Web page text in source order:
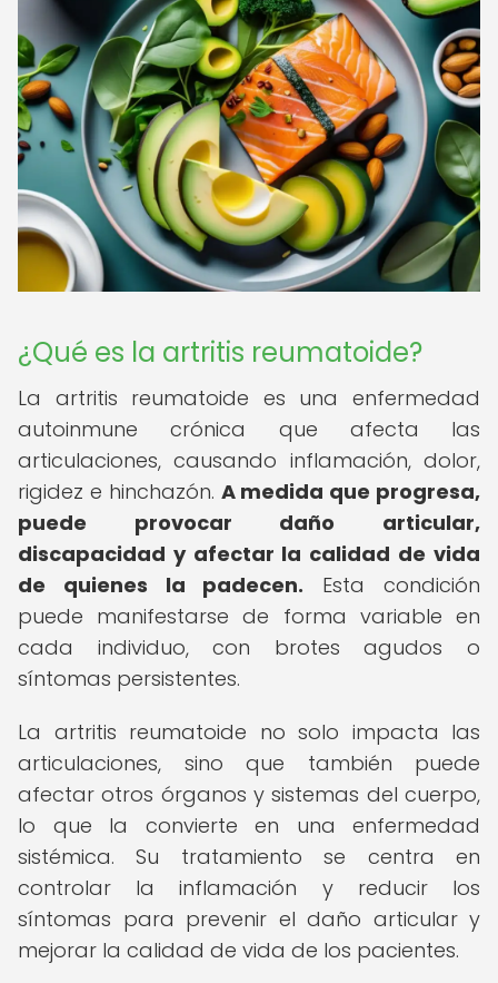
¿Qué es la artritis reumatoide?
La artritis reumatoide es una enfermedad
autoinmune crónica que afecta las
articulaciones, causando inflamación, dolor,
rigidez e hinchazón. A medida que progresa,
puede provocar daño articular,
discapacidad y afectar la calidad de vida
de quienes la padecen. Esta condición
puede manifestarse de forma variable en
cada individuo, con brotes agudos o
síntomas persistentes.
La artritis reumatoide no solo impacta las
articulaciones, sino que también puede
afectar otros órganos y sistemas del cuerpo,
lo que la convierte en una enfermedad
sistémica. Su tratamiento se centra en
controlar la inflamación y reducir los
síntomas para prevenir el daño articular y
mejorar la calidad de vida de los pacientes.